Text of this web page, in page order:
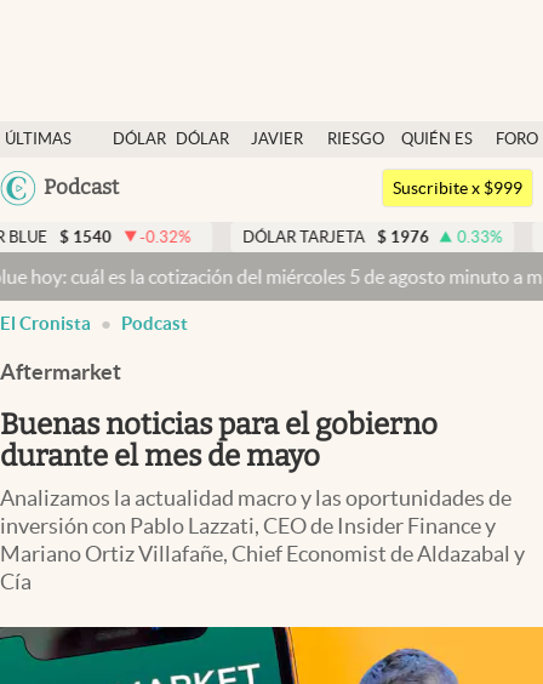
ÚLTIMAS
NOTICIAS
DÓLAR
DÓLAR
JAVIER
RIESGO
QUIÉN ES
QUIÉN
FORO
Argentina
México
Podcast
Dólar
Members
Economía y Política
Finanzas y Mercados
Mercados Online
Negocios
Columnistas
Otras secciones
Apertura
Infotechnology
Clima
Suscribite x $999
1540 -0.32% DÓLAR TARJETA $ 1976 0.33% DÓLAR
es la cotización del miércoles 5 de agosto minuto a minuto
El Cronista Podcast
Aftermarket
Buenas noticias para el gobierno
durante el mes de mayo
Analizamos la actualidad macro y las oportunidades de
inversión con Pablo Lazzati, CEO de Insider Finance y
Mariano Ortiz Villafañe, Chief Economist de Aldazabal y
Cía